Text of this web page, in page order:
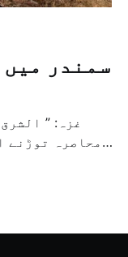
سمندر
غزہ: ”
"محاصرہ توڑنے
کا آغاز کرنے